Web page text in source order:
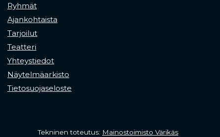
Ryhmät
Ajankohtaista
Tarjoilut
Teatteri
Yhteystiedot
Näytelmäarkisto
Tietosuojaseloste
Tekninen toteutus: Mainostoimisto Värikäs